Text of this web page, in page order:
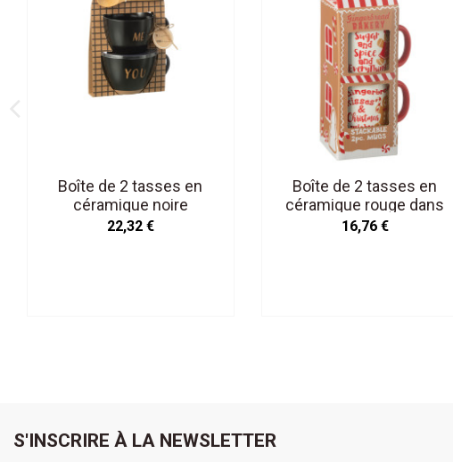
Boîte de 2 tasses en
céramique noire
22,32 €
Boîte de 2 tasses en
céramique rouge dans
un coffret cadeau.
16,76 €
S'INSCRIRE À LA NEWSLETTER